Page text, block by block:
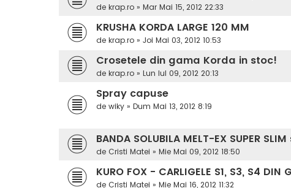
de krap.ro » Mar Mai 15, 2012 22:33
KRUSHA KORDA LARGE 120 MM
de krap.ro » Joi Mai 03, 2012 10:53
Crosetele din gama Korda in stoc!
de krap.ro » Lun Iul 09, 2012 20:13
Spray capuse
de wiky » Dum Mai 13, 2012 8:19
BANDA SOLUBILA MELT-EX SUPER
de Cristi Matei » Mie Mai 09, 2012 18:50
KURO FOX - CARLIGELE S1, S3, S4 DIN
de Cristi Matei » Mie Mai 16, 2012 11:32